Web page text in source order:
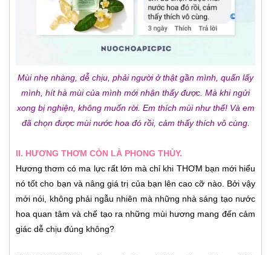
Mùi nhẹ nhàng, dễ chịu, phải người ở thật gần mình, quấn lấy
mình, hít hà mùi của mình mới nhận thấy được. Mà khi ngửi
xong bị nghiện, không muốn rời. Em thích mùi như thế! Và em
đã chọn được mùi nước hoa đó rồi, cảm thấy thích vô cùng.
II. HƯƠNG THƠM CÒN LÀ PHONG THỦY.
Hương thơm có ma lực rất lớn mà chỉ khi THƠM bạn mới hiểu
nó tốt cho bạn và nâng giá trị của bạn lên cao cỡ nào. Bởi vậy
mới nói, không phải ngẫu nhiên mà những nhà sáng tạo nước
hoa quan tâm và chế tạo ra những mùi hương mang đến cảm
giác dễ chịu đúng không?